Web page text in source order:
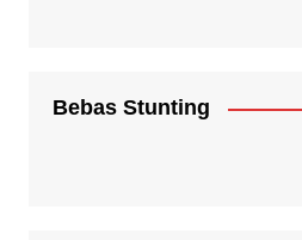
Bebas Stunting